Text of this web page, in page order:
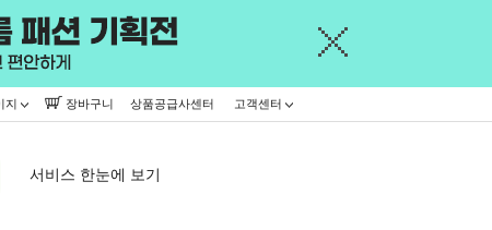
지 장바구니 상품공급사센터 고객센터
서비스 한눈에 보기